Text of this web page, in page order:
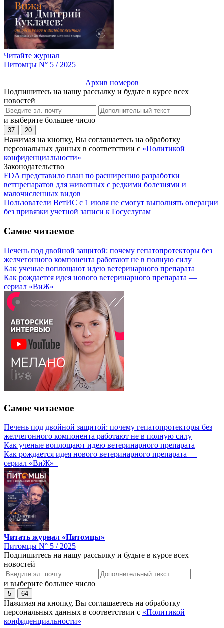
Читайте журнал
Питомцы N° 5 / 2025
Архив номеров
Подпишитесь на нашу рассылку и будьте в курсе всех
новостей
и выберите большее число
37 20
Нажимая на кнопку, Вы соглашаетесь на обработку
персональных данных в соответствии с «Политикой
конфиденциальности»
Законодательство
FDA представило план по расширению разработки
ветпрепаратов для животных с редкими болезнями и
малочисленных видов
Пользователи ВетИС с 1 июля не смогут выполнять операции
без привязки учетной записи к Госуслугам
Самое читаемое
Печень под двойной защитой: почему гепатопротекторы без
желчегонного компонента работают не в полную силу
Как ученые воплощают идею ветеринарного препарата
Как рождается идея нового ветеринарного препарата —
сериал «ВиЖ»
Самое читаемое
Печень под двойной защитой: почему гепатопротекторы без
желчегонного компонента работают не в полную силу
Как ученые воплощают идею ветеринарного препарата
Как рождается идея нового ветеринарного препарата —
сериал «ВиЖ»
Читать журнал «Питомцы»
Питомцы N° 5 / 2025
Подпишитесь на нашу рассылку и будьте в курсе всех
новостей
и выберите большее число
5 64
Нажимая на кнопку, Вы соглашаетесь на обработку
персональных данных в соответствии с «Политикой
конфиденциальности»